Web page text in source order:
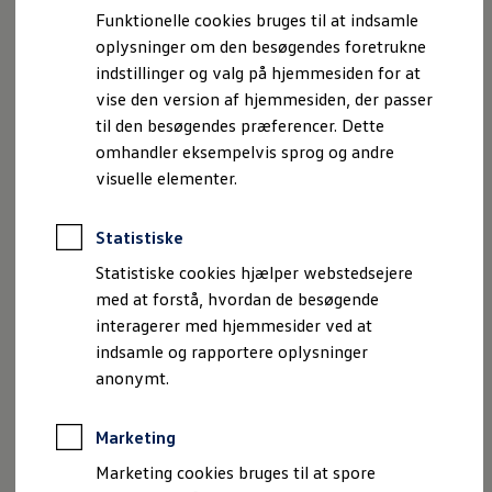
Funktionelle cookies bruges til at indsamle
oplysninger om den besøgendes foretrukne
indstillinger og valg på hjemmesiden for at
vise den version af hjemmesiden, der passer
til den besøgendes præferencer. Dette
omhandler eksempelvis sprog og andre
visuelle elementer.
Statistiske
Statistiske cookies hjælper webstedsejere
med at forstå, hvordan de besøgende
interagerer med hjemmesider ved at
indsamle og rapportere oplysninger
anonymt.
Marketing
Marketing cookies bruges til at spore
Bestil et tilbud
Brugte biler
Pendlerleasing
Budgetberegner
Firmabil
Vejen til en ny Volkswagen
Online Privatleasing
Finansiering og forsikring
Volkswagen Forsikring
Volkswagen Finansiering
Ejere og services
Book tid på værkstedet
Service
Serviceabonnementer
Service 5+
Service på elbiler
Prismatch
Fordele ved autoriseret værksted
Brugbar information
Servicefordele
Digitale ekstrafunktioner
Se tjenesterne til din model
Volkswagen-apps, login og shop
præsenterer sig også visuelt i midterdisplayet, og
interaktioner tydeliggøres med grafik.
Og som en ny smart feature kan du nu også gøre brug af
den kunstige intelligens ChatGPT, når du er på farten – til
information, til at undersøge noget eller bare som
underholdning.
Juridisk information Samtykke
Privatlivspolitik
Cookiepolitik
Handelsbetingelser
Volkswagen AG (Kolofon og juridiske tekster)
Oplysninger om tilgængelighed